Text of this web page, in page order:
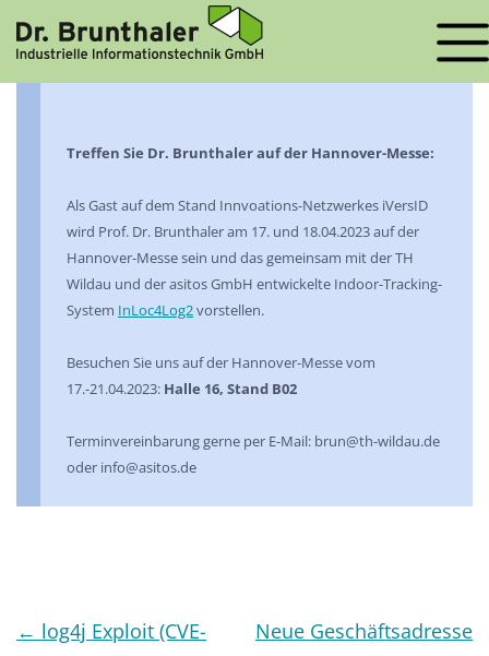
STARTSEITE»TREFFEN SIE DR. BRUNTHALER AUF DER
HANNOVER-MESSE
Treffen Sie Dr. Brunthaler auf der Hannover-Messe:
Als Gast auf dem Stand Innvoations-Netzwerkes iVersID
wird Prof. Dr. Brunthaler am 17. und 18.04.2023 auf der
Hannover-Messe sein und das gemeinsam mit der TH
Wildau und der asitos GmbH entwickelte Indoor-Tracking-
System InLoc4Log2vorstellen.
Besuchen Sie uns auf der Hannover-Messe vom
17.-21.04.2023: Halle 16, Stand B02
Terminvereinbarung gerne per E-Mail: brun@th-wildau.de
oder info@asitos.de
Beitragsnavigation
← log4j Exploit (CVE-
Neue Geschäftsadresse